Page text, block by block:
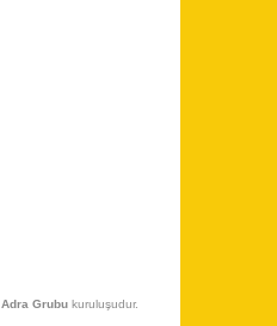
Adra Grubukuruluşudur.